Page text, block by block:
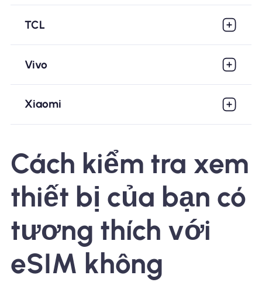
TCL
Vivo
Xiaomi
Cách kiểm tra xem
thiết bị của bạn có
tương thích với
eSIM không